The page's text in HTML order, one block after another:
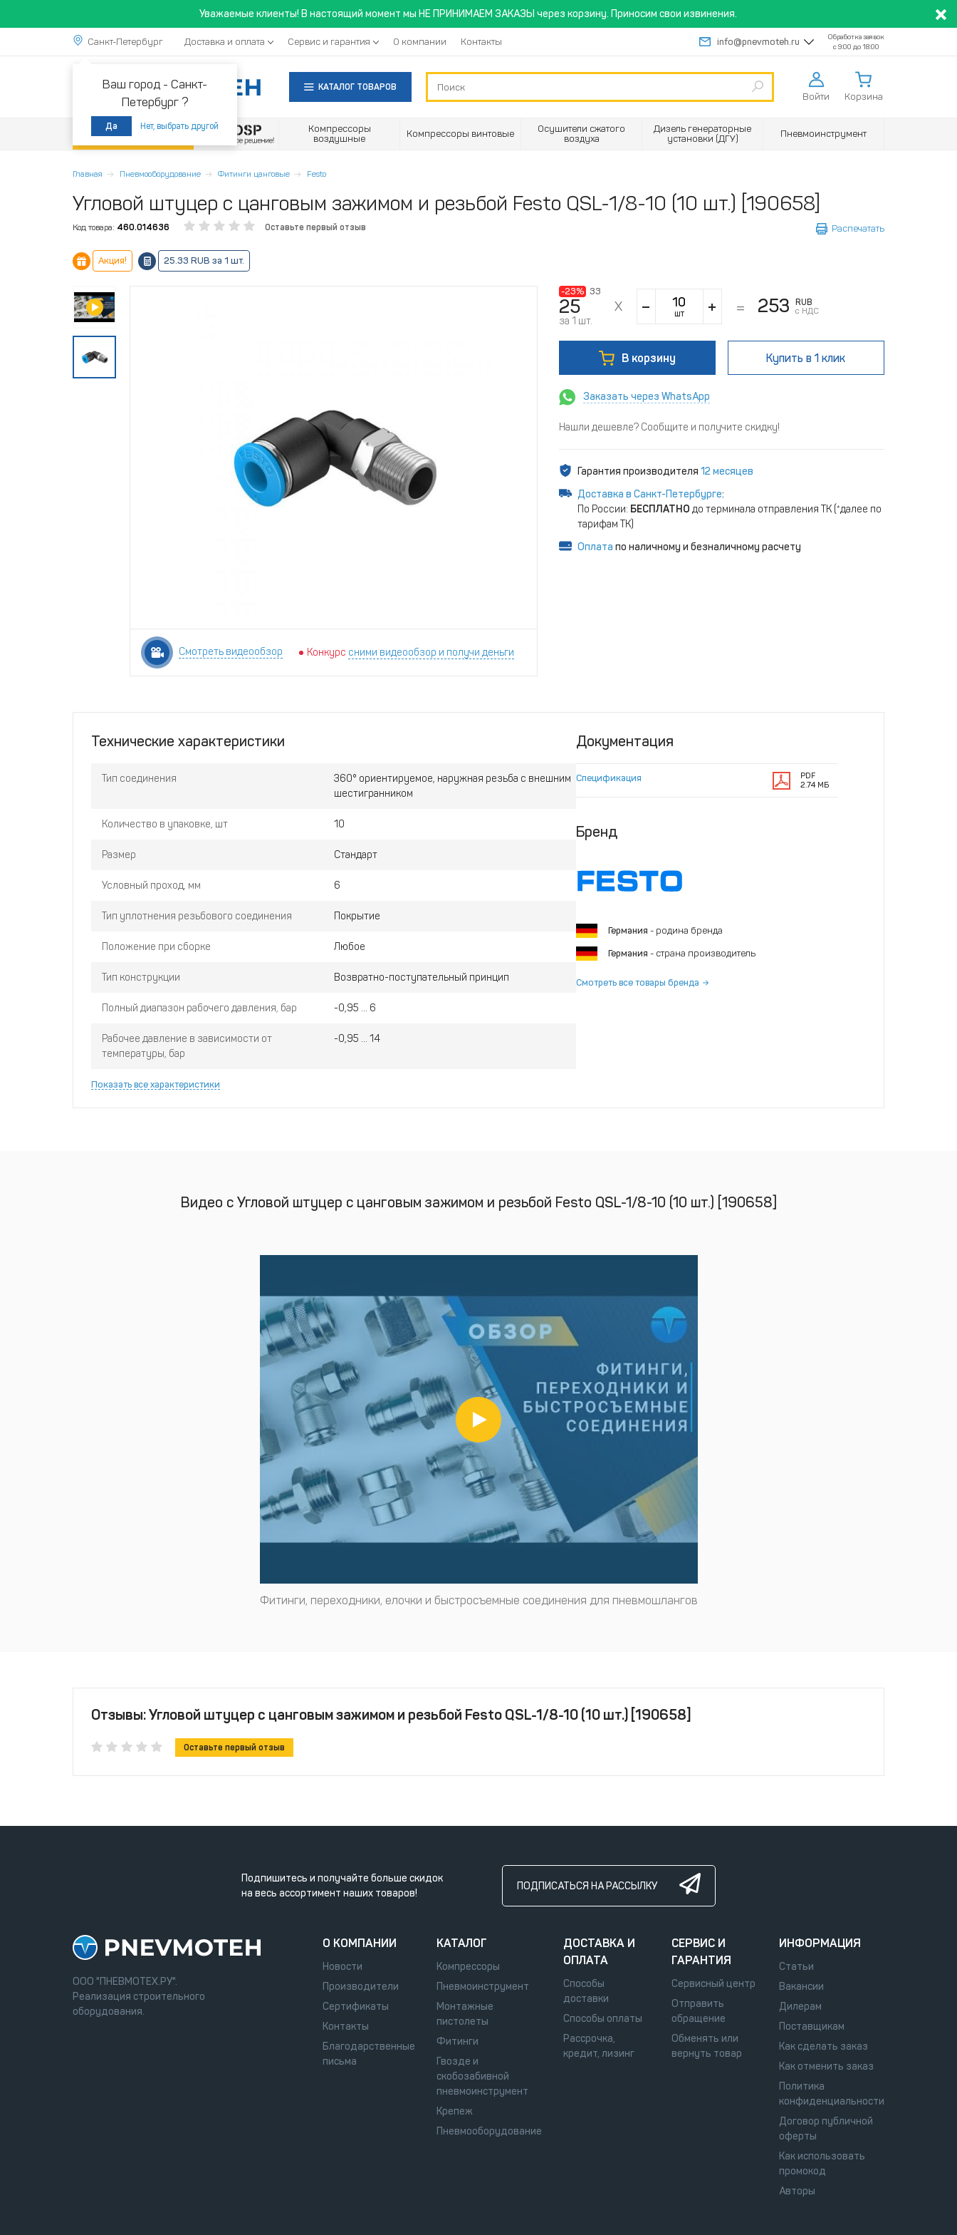
Уважаемые клиенты! В настоящий момент мы НЕ ПРИНИМАЕМ ЗАКАЗЫ через корзину. Приносим свои извинения.
Санкт-Петербург
Ваш город - Санкт-
Петербург ?
Да Нет, выбрать другой
Доставка и оплата Сервис и гарантия О компании Контакты info@pnevmoteh.ru
Обработка заявок
с 9:00 до 18:00
КАТАЛОГ ТОВАРОВ
Войти Корзина
Акции
Компрессоры
воздушные
Компрессоры винтовые
Осушители сжатого
воздуха
Дизель генераторные
установки (ДГУ)
Пневмоинструмент
Главная Пневмооборудование Фитинги цанговые Festo
Угловой штуцер с цанговым зажимом и резьбой Festo QSL-1/8-10 (10 шт.) [190658]
Код товара: 460.014636 Оставьте первый отзыв Распечатать
Акция! 25.33 RUB за 1 шт.
Смотреть видеообзор Конкурс сними видеообзор и получи деньги
-23% 33
25
за 1 шт.
шт 253
RUB
с НДС
В корзину Купить в 1 клик
Заказать через WhatsApp
Нашли дешевле? Сообщите и получите скидку!
Гарантия производителя 12 месяцев
Доставка в Санкт-Петербурге:
По России: БЕСПЛАТНО до терминала отправления ТК (*далее по
тарифам ТК)
Оплата по наличному и безналичному расчету
Технические характеристики
Тип соединения
360° ориентируемое, наружная резьба с внешним
шестигранником
Количество в упаковке, шт 10
Размер Стандарт
Условный проход, мм 6
Тип уплотнения резьбового соединения Покрытие
Положение при сборке Любое
Тип конструкции Возвратно-поступательный принцип
Полный диапазон рабочего давления, бар -0,95 ... 6
Рабочее давление в зависимости от
температуры, бар
-0,95 ... 14
Показать все характеристики
Документация
Спецификация
PDF
2.74 МБ
Бренд
Германия - родина бренда
Германия - страна производитель
Смотреть все товары бренда
Видео с Угловой штуцер с цанговым зажимом и резьбой Festo QSL-1/8-10 (10 шт.) [190658]
Фитинги, переходники, елочки и быстросъемные соединения для пневмошлангов
Отзывы: Угловой штуцер с цанговым зажимом и резьбой Festo QSL-1/8-10 (10 шт.) [190658]
Оставьте первый отзыв
Подпишитесь и получайте больше скидок
на весь ассортимент наших товаров!
ПОДПИСАТЬСЯ НА РАССЫЛКУ
ООО "ПНЕВМОТЕХ.РУ".
Реализация строительного
оборудования.
О КОМПАНИИ
Новости
Производители
Сертификаты
Контакты
Благодарственные
письма
КАТАЛОГ
Компрессоры
Пневмоинструмент
Монтажные
пистолеты
Фитинги
Гвозде и
скобозабивной
пневмоинструмент
Крепеж
Пневмооборудование
ДОСТАВКА И
ОПЛАТА
Способы
доставки
Способы оплаты
Рассрочка,
кредит, лизинг
СЕРВИС И
ГАРАНТИЯ
Сервисный центр
Отправить
обращение
Обменять или
вернуть товар
ИНФОРМАЦИЯ
Статьи
Вакансии
Дилерам
Поставщикам
Как сделать заказ
Как отменить заказ
Политика
конфиденциальности
Договор публичной
оферты
Как использовать
промокод
Авторы